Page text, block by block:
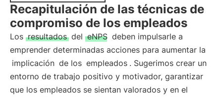
Recapitulación de las técnicas de
compromiso de los empleados
Los resultados del eNPS deben impulsarle a
emprender determinadas acciones para aumentar la
implicación de los empleados . Sugerimos crear un
entorno de trabajo positivo y motivador, garantizar
que los empleados se sientan valorados y en el